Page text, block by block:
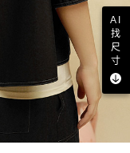
AI
找
尺
寸